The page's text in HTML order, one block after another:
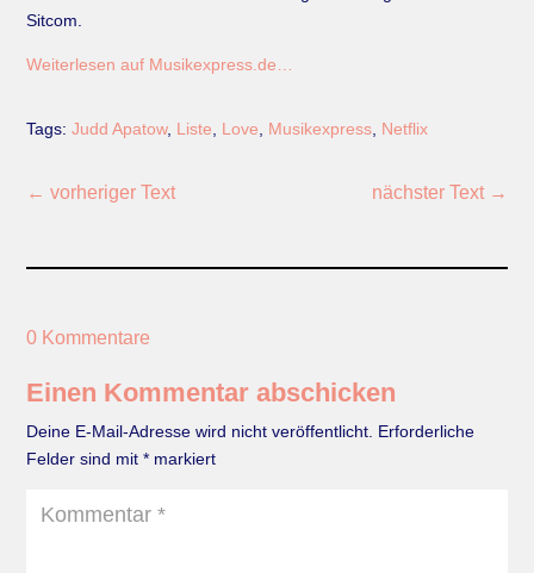
Sitcom.
Weiterlesen auf Musikexpress.de…
Tags:Judd Apatow, Liste, Love, Musikexpress, Netflix
←vorheriger Text nächster Text→
0 Kommentare
Einen Kommentar abschicken
Deine E-Mail-Adresse wird nicht veröffentlicht. Erforderliche
Felder sind mit* markiert